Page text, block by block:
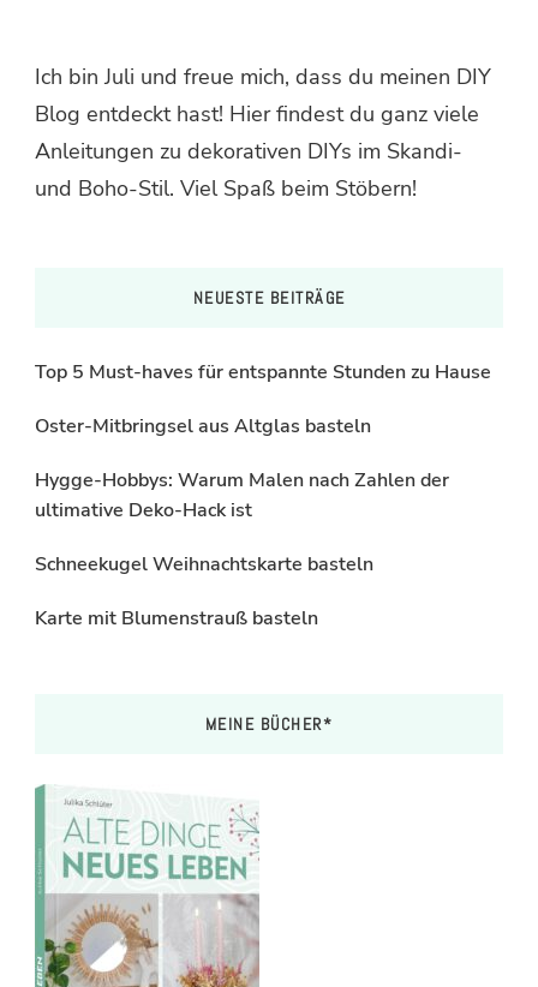
Ich bin Juli und freue mich, dass du meinen DIY
Blog entdeckt hast! Hier findest du ganz viele
Anleitungen zu dekorativen DIYs im Skandi-
und Boho-Stil. Viel Spaß beim Stöbern!
NEUESTE BEITRÄGE
Top 5 Must-haves für entspannte Stunden zu Hause
Oster-Mitbringsel aus Altglas basteln
Hygge-Hobbys: Warum Malen nach Zahlen der
ultimative Deko-Hack ist
Schneekugel Weihnachtskarte basteln
Karte mit Blumenstrauß basteln
MEINE BÜCHER*